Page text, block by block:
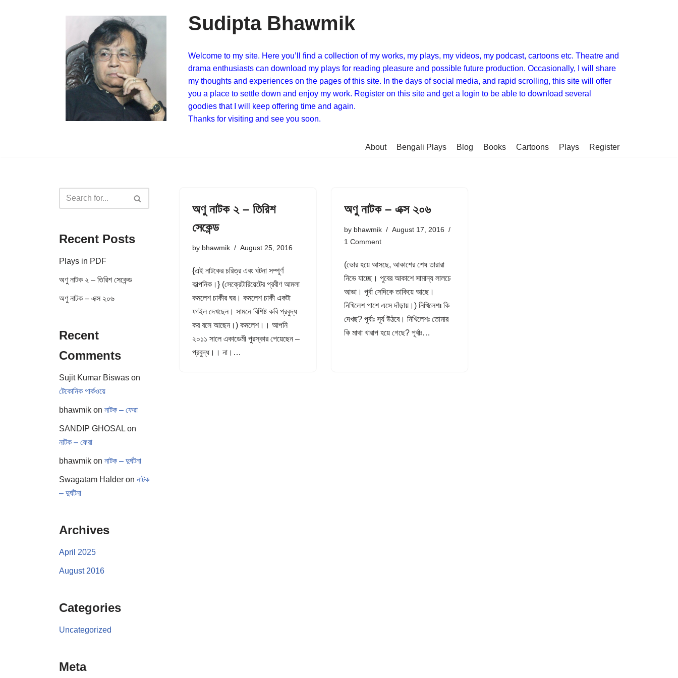
Sudipta Bhawmik
Welcome to my site. Here you’ll find a collection of my works, my plays, my videos, my podcast, cartoons etc. Theatre and
drama enthusiasts can download my plays for reading pleasure and possible future production. Occasionally, I will share
my thoughts and experiences on the pages of this site. In the days of social media, and rapid scrolling, this site will offer
you a place to settle down and enjoy my work. Register on this site and get a login to be able to download several
goodies that I will keep offering time and again.
Thanks for visiting and see you soon.
About Bengali Plays Blog Books Cartoons Plays Register
Recent Posts
Plays in PDF
অণু নাটক ২ – তিরিশ সেকেন্ড
অণু নাটক – এক্স ২০৬
Recent
Comments
Sujit Kumar Biswason
টেকোনিক পার্কওয়ে
bhawmikon নাটক – ফেরা
SANDIP GHOSALon
নাটক – ফেরা
bhawmikon নাটক – দুর্ঘটনা
Swagatam Halderon নাটক
– দুর্ঘটনা
Archives
April 2025
August 2016
Categories
Uncategorized
Meta
অণু নাটক ২ – তিরিশ
সেকেন্ড
by bhawmik August 25, 2016
{এই নাটকের চরিত্র এবং ঘটনা সম্পূর্ণ
কাল্পনিক।} (সেক্রেটারিয়েটের প্রবীণ আমলা
কমলেশ চাকীর ঘর। কমলেশ চাকী একটা
ফাইল দেখছেন। সামনে বিশিষ্ট কবি প্রবুদ্ধ
কর বসে আছেন।) কমলেশ।। আপনি
২০১১ সালে একাডেমী পুরস্কার পেয়েছেন –
প্রবুদ্ধ।। না।…
অণু নাটক – এক্স ২০৬
by bhawmik
August 17, 2016
1 Comment
(ভোর হয়ে আসছে, আকাশের শেষ তারারা
নিভে যাচ্ছে। পুবের আকাশে সামান্য লালচে
আভা। পূর্বা সেদিকে তাকিয়ে আছে।
নিখিলেশ পাশে এসে দাঁড়ায়।) নিখিলেশঃ কি
দেখছ? পূর্বাঃ সূর্য উঠবে। নিখিলেশঃ তোমার
কি মাথা খারাপ হয়ে গেছে? পূর্বাঃ…